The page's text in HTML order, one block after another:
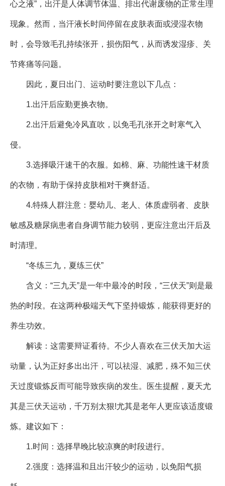
心之液”，出汗是人体调节体温、排出代谢废物的正常生理
现象。然而，当汗液长时间停留在皮肤表面或浸湿衣物
时，会导致毛孔持续张开，损伤阳气，从而诱发湿疹、关
节疼痛等问题。
因此，夏日出门、运动时要注意以下几点：
1.出汗后应勤更换衣物。
2.出汗后避免冷风直吹，以免毛孔张开之时寒气入
侵。
3.选择吸汗速干的衣服。如棉、麻、功能性速干材质
的衣物，有助于保持皮肤相对干爽舒适。
4.特殊人群注意：婴幼儿、老人、体质虚弱者、皮肤
敏感及糖尿病患者自身调节能力较弱，更应注意出汗后及
时清理。
“冬练三九，夏练三伏”
含义：“三九天”是一年中最冷的时段，“三伏天”则是最
热的时段。在这两种极端天气下坚持锻炼，能获得更好的
养生功效。
解读：这需要辩证看待。不少人喜欢在三伏天加大运
动量，认为正好多出出汗，可以祛湿、减肥，殊不知三伏
天过度锻炼反而可能导致疾病的发生。医生提醒，夏天尤
其是三伏天运动，千万别太狠!尤其是老年人更应该适度锻
炼。建议如下：
1.时间：选择早晚比较凉爽的时段进行。
2.强度：选择温和且出汗较少的运动，以免阳气损